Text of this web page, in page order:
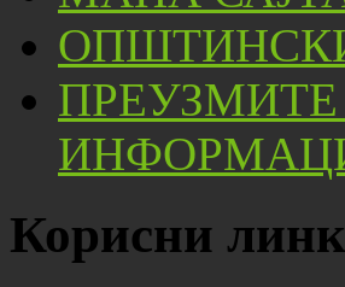
Корисни